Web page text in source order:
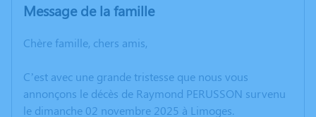
Message de la famille
Chère famille, chers amis,
C’est avec une grande tristesse que nous vous
annonçons le décès de Raymond PERUSSON survenu
le dimanche 02 novembre 2025 à Limoges.